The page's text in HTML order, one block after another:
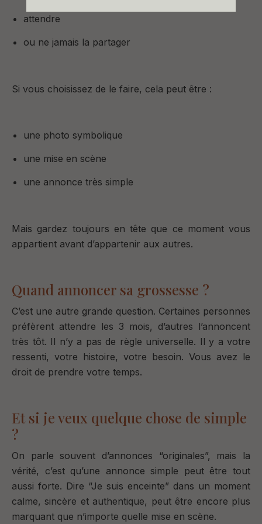
attendre
ou ne jamais la partager
Si vous choisissez de le faire, cela peut être :
une photo symbolique
une mise en scène
une annonce très simple
Mais gardez toujours en tête que ce moment vous
appartient avant d’appartenir aux autres.
Quand annoncer sa grossesse ?
C’est une autre grande question. Certaines personnes
préfèrent attendre les 3 mois, d’autres l’annoncent
très tôt. Il n’y a pas de règle universelle. Il y a votre
ressenti, votre histoire, votre besoin. Vous avez le
droit de prendre votre temps.
Et si je veux quelque chose de simple
?
On parle souvent d’annonces “originales”, mais la
vérité, c’est qu’une annonce simple peut être tout
aussi forte. Dire “Je suis enceinte” dans un moment
calme, sincère et authentique, peut être encore plus
marquant que n’importe quelle mise en scène.